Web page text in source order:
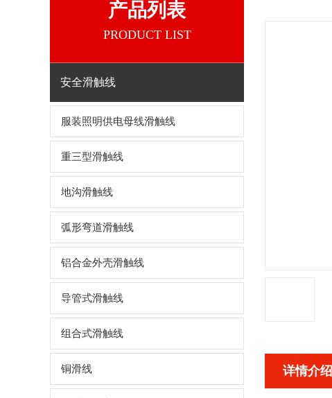
产品列表
PRODUCT LIST
安全滑触线
服装照明供电母线滑触线
重三型滑触线
地沟滑触线
弧形弯道滑触线
铝合金外壳滑触线
导管式滑触线
组合式滑触线
铜滑线 详情介绍